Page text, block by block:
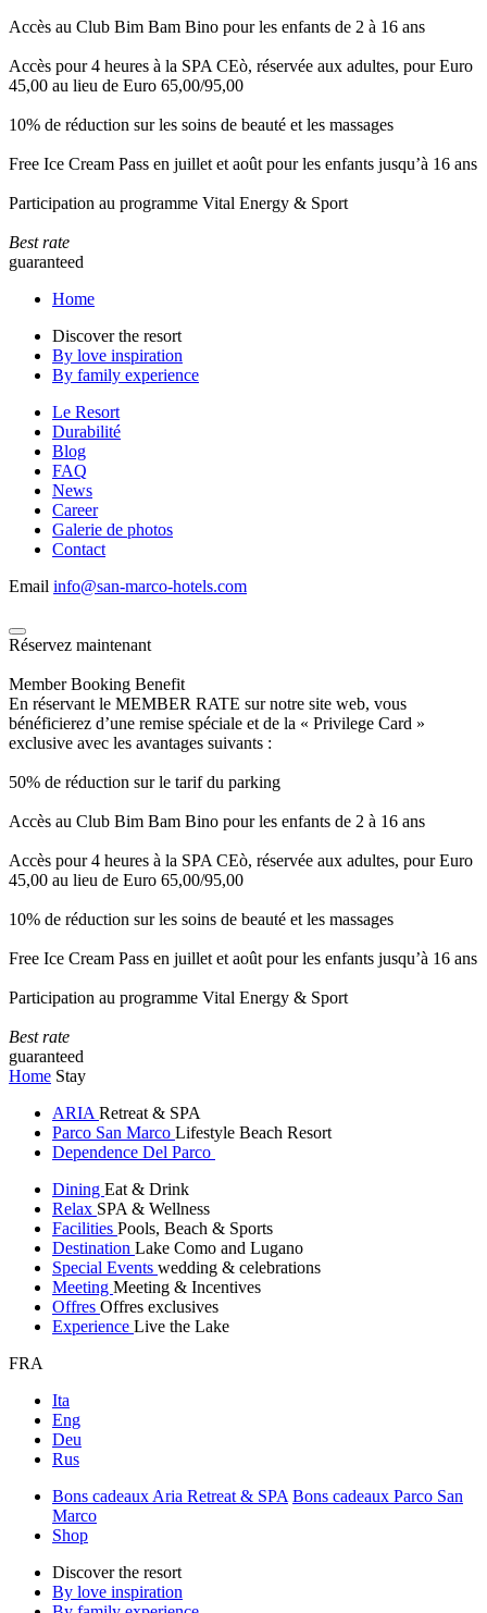
Accès au Club Bim Bam Bino pour les enfants de 2 à 16 ans
Accès pour 4 heures à la SPA CEò, réservée aux adultes, pour Euro
45,00 au lieu de Euro 65,00/95,00
10% de réduction sur les soins de beauté et les massages
Free Ice Cream Pass en juillet et août pour les enfants jusqu’à 16 ans
Participation au programme Vital Energy & Sport
Best rate
guaranteed
Home
Discover the resort
By love inspiration
By family experience
Le Resort
Durabilité
Blog
FAQ
News
Career
Galerie de photos
Contact
Email info@san-marco-hotels.com
Réservez maintenant
Member Booking Benefit
En réservant le MEMBER RATE sur notre site web, vous
bénéficierez d’une remise spéciale et de la « Privilege Card »
exclusive avec les avantages suivants :
50% de réduction sur le tarif du parking
Accès au Club Bim Bam Bino pour les enfants de 2 à 16 ans
Accès pour 4 heures à la SPA CEò, réservée aux adultes, pour Euro
45,00 au lieu de Euro 65,00/95,00
10% de réduction sur les soins de beauté et les massages
Free Ice Cream Pass en juillet et août pour les enfants jusqu’à 16 ans
Participation au programme Vital Energy & Sport
Best rate
guaranteed
Home Stay
ARIA Retreat & SPA
Parco San Marco Lifestyle Beach Resort
Dependence Del Parco
Dining Eat & Drink
Relax SPA & Wellness
Facilities Pools, Beach & Sports
Destination Lake Como and Lugano
Special Events wedding & celebrations
Meeting Meeting & Incentives
Offres Offres exclusives
Experience Live the Lake
FRA
Ita
Eng
Deu
Rus
Bons cadeaux Aria Retreat & SPA Bons cadeaux Parco San
Marco
Shop
Discover the resort
By love inspiration